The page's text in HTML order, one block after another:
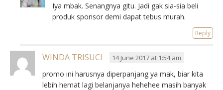
Iya mbak. Senangnya gitu. Jadi gak sia-sia beli
produk sponsor demi dapat tebus murah.
Reply
WINDA TRISUCI 14 June 2017 at 1:54 am
promo ini harusnya diperpanjang ya mak, biar kita
lebih hemat lagi belanjanya hehehee masih banyak